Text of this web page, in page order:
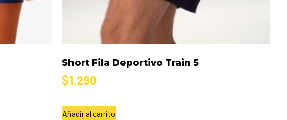
Short Fila Deportivo Train 5
$1.290
Añadir al carrito